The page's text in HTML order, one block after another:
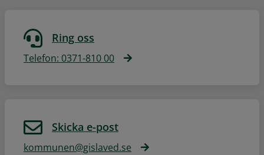
Ring oss
Telefon: 0371-810 00
Skicka e-post
kommunen@gislaved.se